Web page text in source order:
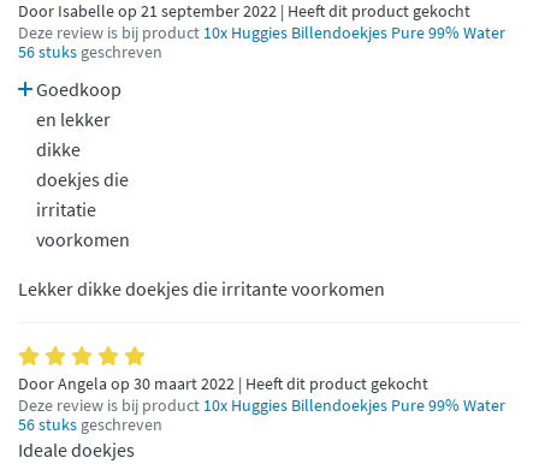
Door Isabelle op 21 september 2022 | Heeft dit product gekocht
Deze review is bij product 10x Huggies Billendoekjes Pure 99% Water
56 stuks geschreven
Goedkoop
en lekker
dikke
doekjes die
irritatie
voorkomen
Lekker dikke doekjes die irritante voorkomen
Door Angela op 30 maart 2022 | Heeft dit product gekocht
Deze review is bij product 10x Huggies Billendoekjes Pure 99% Water
56 stuks geschreven
Ideale doekjes